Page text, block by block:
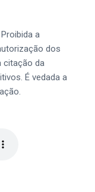
a
dos
citação da
É vedada a